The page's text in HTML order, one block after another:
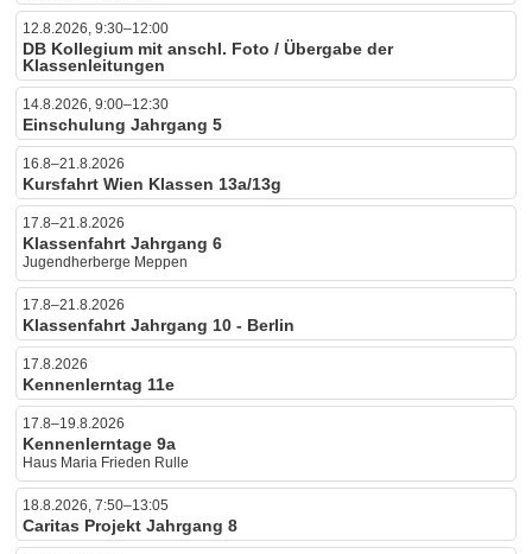
12.8.2026, 9:30–12:00
DB Kollegium mit anschl. Foto / Übergabe der
Klassenleitungen
14.8.2026, 9:00–12:30
Einschulung Jahrgang 5
16.8–21.8.2026
Kursfahrt Wien Klassen 13a/13g
17.8–21.8.2026
Klassenfahrt Jahrgang 6
Jugendherberge Meppen
17.8–21.8.2026
Klassenfahrt Jahrgang 10 - Berlin
17.8.2026
Kennenlerntag 11e
17.8–19.8.2026
Kennenlerntage 9a
Haus Maria Frieden Rulle
18.8.2026, 7:50–13:05
Caritas Projekt Jahrgang 8